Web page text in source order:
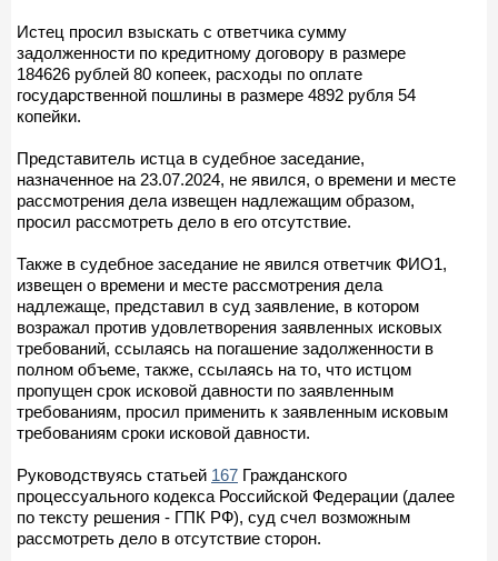
Истец просил взыскать с ответчика сумму
задолженности по кредитному договору в размере
184626 рублей 80 копеек, расходы по оплате
государственной пошлины в размере 4892 рубля 54
копейки.
Представитель истца в судебное заседание,
назначенное на 23.07.2024, не явился, о времени и месте
рассмотрения дела извещен надлежащим образом,
просил рассмотреть дело в его отсутствие.
Также в судебное заседание не явился ответчик ФИО1,
извещен о времени и месте рассмотрения дела
надлежаще, представил в суд заявление, в котором
возражал против удовлетворения заявленных исковых
требований, ссылаясь на погашение задолженности в
полном объеме, также, ссылаясь на то, что истцом
пропущен срок исковой давности по заявленным
требованиям, просил применить к заявленным исковым
требованиям сроки исковой давности.
Руководствуясь статьей 167 Гражданского
процессуального кодекса Российской Федерации (далее
по тексту решения - ГПК РФ), суд счел возможным
рассмотреть дело в отсутствие сторон.